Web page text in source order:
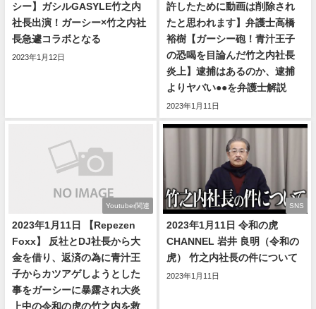
シー】ガシルGASYLE竹之内
社長出演！ガーシー×竹之内社
長急遽コラボとなる
2023年1月12日
許したために動画は削除され
たと思われます】弁護士高橋
裕樹【ガーシー砲！青汁王子
の恐喝を目論んだ竹之内社長
炎上】逮捕はあるのか、逮捕
よりヤバい●●を弁護士解説
2023年1月11日
Youtuber関連
2023年1月11日 【Repezen
Foxx】 反社とDJ社長から大
金を借り、返済の為に青汁王
子からカツアゲしようとした
事をガーシーに暴露され大炎
上中の令和の虎の竹之内を救
SNS
2023年1月11日 令和の虎
CHANNEL 岩井 良明（令和の
虎） 竹之内社長の件について
2023年1月11日